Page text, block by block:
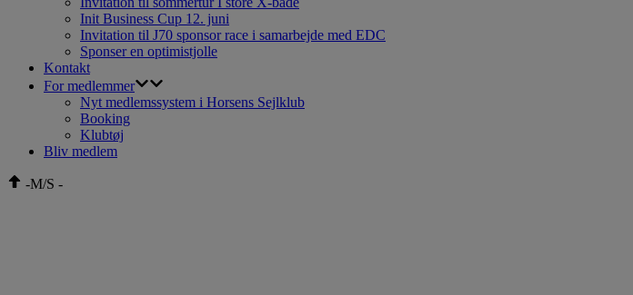
Init Business Cup 12. juni
Invitation til J70 sponsor race i samarbejde med EDC
Sponser en optimistjolle
Kontakt
For medlemmer
Nyt medlemssystem i Horsens Sejlklub
Booking
Klubtøj
Bliv medlem
-M/S -